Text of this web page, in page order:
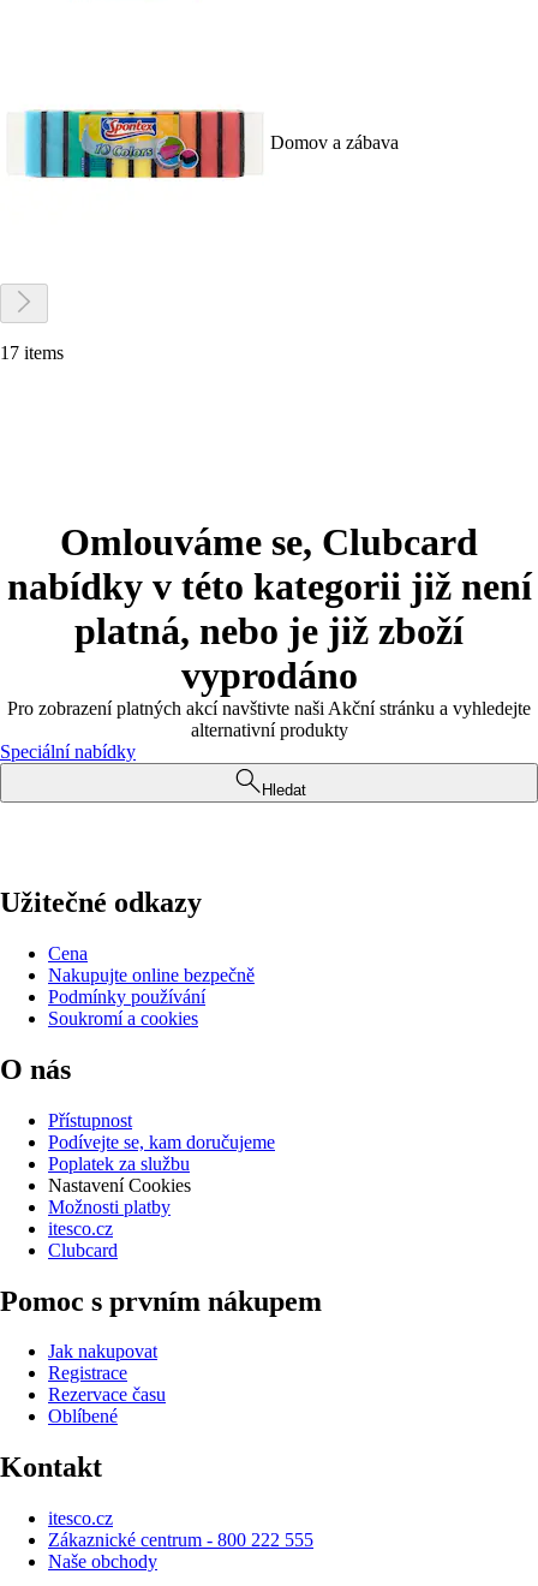
Domov a zábava
17 items
Omlouváme se, Clubcard
nabídky v této kategorii již není
platná, nebo je již zboží
vyprodáno
Pro zobrazení platných akcí navštivte naši Akční stránku a vyhledejte
alternativní produkty
Speciální nabídky
Hledat
Užitečné odkazy
Cena
Nakupujte online bezpečně
Podmínky používání
Soukromí a cookies
O nás
Přístupnost
Podívejte se, kam doručujeme
Poplatek za službu
Nastavení Cookies
Možnosti platby
itesco.cz
Clubcard
Pomoc s prvním nákupem
Jak nakupovat
Registrace
Rezervace času
Oblíbené
Kontakt
itesco.cz
Zákaznické centrum - 800 222 555
Naše obchody